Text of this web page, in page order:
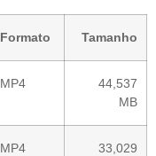
Formato Tamanho
MP4
44,537
MB
MP4
33,029